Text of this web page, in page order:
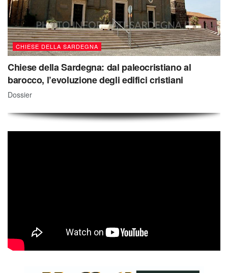
CHIESE DELLA SARDEGNA
Chiese della Sardegna: dal paleocristiano al
barocco, l’evoluzione degli edifici cristiani
Dossier